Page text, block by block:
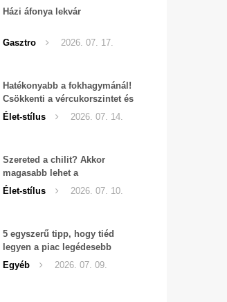
Házi áfonya lekvár
Gasztro 2026. 07. 17.
Hatékonyabb a fokhagymánál!
Csökkenti a vércukorszintet és
a magas vérnyomást is!
Élet-stílus 2026. 07. 14.
Szereted a chilit? Akkor
magasabb lehet a
tesztoszteron-szinted
Élet-stílus 2026. 07. 10.
5 egyszerű tipp, hogy tiéd
legyen a piac legédesebb
görögdinnyéje
Egyéb 2026. 07. 09.